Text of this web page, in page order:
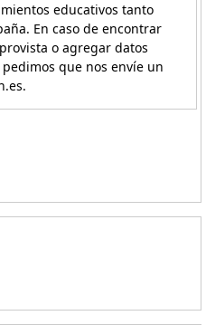
educativos tanto
En caso de encontrar
o agregar datos
que nos envíe un